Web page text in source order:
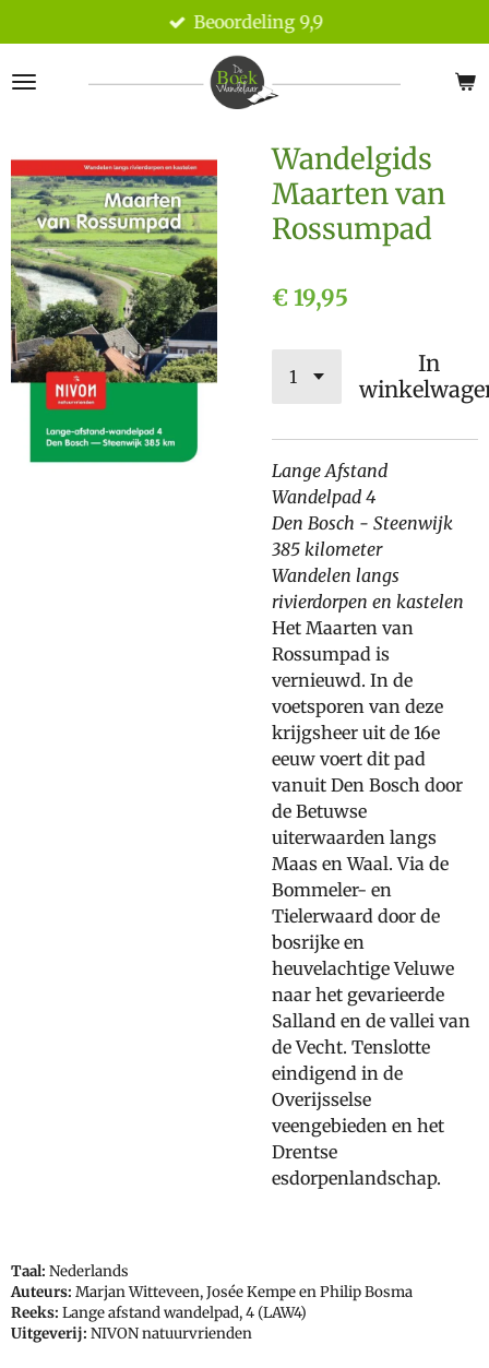
direct
naar
Beoordeling 9,9
Wandelgids
Maarten van
Rossumpad
€ 19,95
In
Lange Afstand
Wandelpad 4
Den Bosch - Steenwijk
385 kilometer
Wandelen langs
rivierdorpen en kastelen
Het Maarten van
Rossumpad is
vernieuwd. In de
voetsporen van deze
krijgsheer uit de 16e
eeuw voert dit pad
vanuit Den Bosch door
de Betuwse
uiterwaarden langs
Maas en Waal. Via de
Bommeler- en
Tielerwaard door de
bosrijke en
heuvelachtige Veluwe
naar het gevarieerde
Salland en de vallei van
de Vecht. Tenslotte
eindigend in de
Overijsselse
veengebieden en het
Drentse
esdorpenlandschap.
Taal: Nederlands
Auteurs: Marjan Witteveen, Josée Kempe en Philip Bosma
Reeks: Lange afstand wandelpad, 4 (LAW4)
Uitgeverij: NIVON natuurvrienden